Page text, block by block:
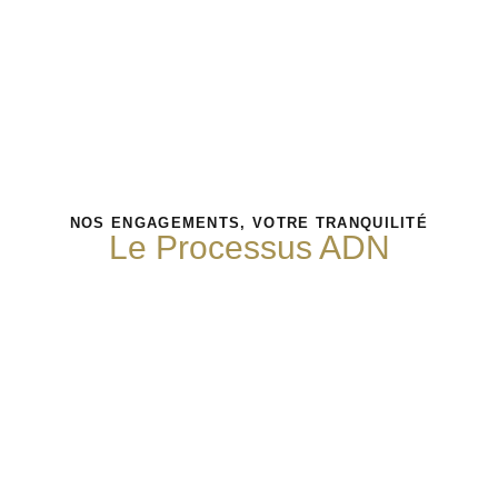
NOS ENGAGEMENTS, VOTRE TRANQUILITÉ
Le Processus ADN